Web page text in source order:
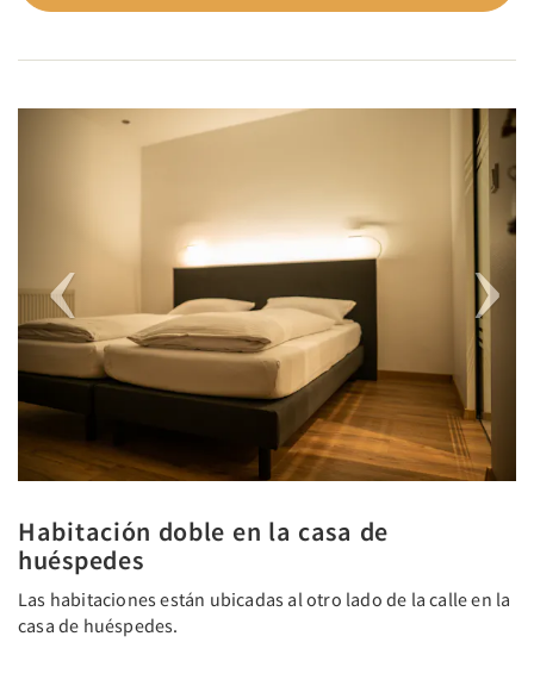
Previous Next
Habitación doble en la casa de
huéspedes
Las habitaciones están ubicadas al otro lado de la calle en la
casa de huéspedes.